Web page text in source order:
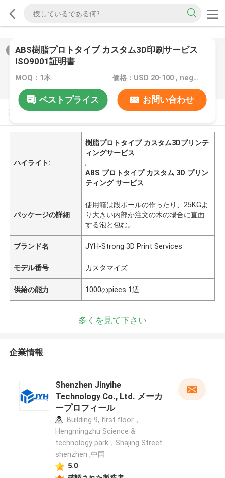
/0
ABS樹脂プロトタイプ カスタム3D印刷サービス
ISO9001証明書
MOQ：1本 価格：USD 20-100 , negotiable
ベストプライス
お問い合わせ
製品の説明
ハイライト:
樹脂プロトタイプ カスタム3Dプリンテ
ィングサービス
,
ABS プロトタイプ カスタム 3D プリン
ティング サービス
パッケージの詳細
使用箱は段ボールの作ったり、25KGよ
り大きい内部か注文の木の場合に直面
する泡と包む。
ブランド名 JYH-Strong 3D Print Services
モデル番号 カスタマイズ
供給の能力 1000のpiecs 1週
多くを見て下さい
企業情報
Shenzhen Jinyihe
Technology Co., Ltd. メーカ
ープロフィール
Building 9, first floor，
Hengmingzhu Science &
technology park，Shajing Street
shenzhen ,中国
5.0